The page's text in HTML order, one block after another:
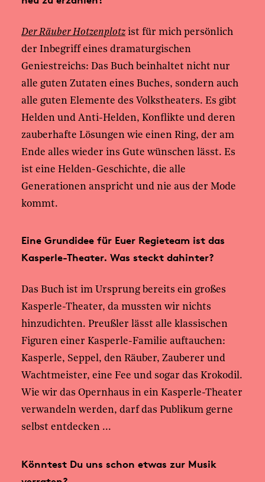
Der Räuber Hotzenplotzist für mich persönlich
der Inbegriff eines dramaturgischen
Geniestreichs: Das Buch beinhaltet nicht nur
alle guten Zutaten eines Buches, sondern auch
alle guten Elemente des Volkstheaters. Es gibt
Helden und Anti-Helden, Konflikte und deren
zauberhafte Lösungen wie einen Ring, der am
Ende alles wieder ins Gute wünschen lässt. Es
ist eine Helden-Geschichte, die alle
Generationen anspricht und nie aus der Mode
kommt.
Eine Grundidee für Euer Regieteam ist das
Kasperle-Theater. Was steckt dahinter?
Das Buch ist im Ursprung bereits ein großes
Kasperle-Theater, da mussten wir nichts
hinzudichten. Preußler lässt alle klassischen
Figuren einer Kasperle-Familie auftauchen:
Kasperle, Seppel, den Räuber, Zauberer und
Wachtmeister, eine Fee und sogar das Krokodil.
Wie wir das Opernhaus in ein Kasperle-Theater
verwandeln werden, darf das Publikum gerne
selbst entdecken ...
Könntest Du uns schon etwas zur Musik